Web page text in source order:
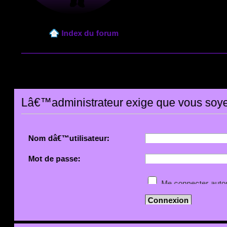
Index du forum
Lâ€™administrateur exige que vous
Nom dâ€™utilisateur:
Mot de passe:
Renvoyer lâ€™e-mail
Me connecter
Cacher mon statut